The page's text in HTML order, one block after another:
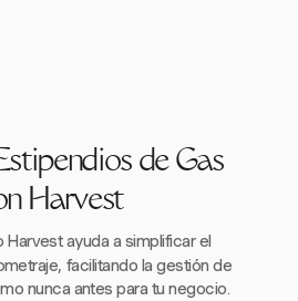
de Gas
Harvest
ayuda a simplificar el
facilitando la gestión de
nunca antes para tu negocio.